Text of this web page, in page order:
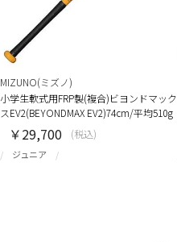
MIZUNO(ミズノ)
小学生軟式用FRP製(複合)ビヨンドマック
スEV2(BEYONDMAX EV2)74cm/平均510g
ジュニア
￥29,700 (税込)